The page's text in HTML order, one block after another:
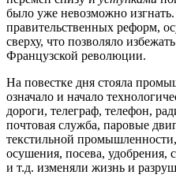
было уже невозможно
правительственных реформ,
сверху, что позволяло
Французской революции.
На повестке дня стояла
означало и начало
дороги, телеграф, телефон,
почтовая служба, паровые
текстильной
осушения, посева, удобрения,
и т.д. изменяли жизнь и